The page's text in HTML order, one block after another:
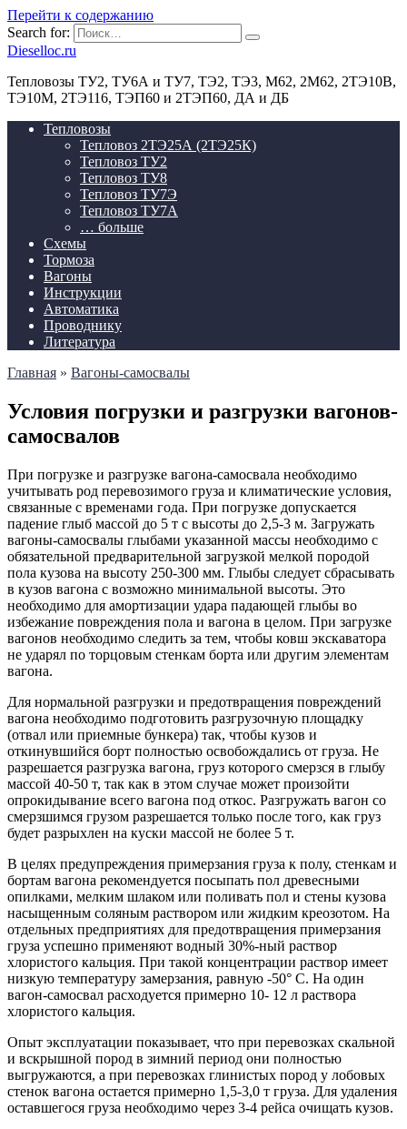
Перейти к содержанию
Search for:
Dieselloc.ru
Тепловозы ТУ2, ТУ6А и ТУ7, ТЭ2, ТЭ3, М62, 2М62, 2ТЭ10В,
ТЭ10М, 2ТЭ116, ТЭП60 и 2ТЭП60, ДА и ДБ
Тепловозы
Тепловоз 2ТЭ25А (2ТЭ25К)
Тепловоз ТУ2
Тепловоз ТУ8
Тепловоз ТУ7Э
Тепловоз ТУ7А
… больше
Схемы
Тормоза
Вагоны
Инструкции
Автоматика
Проводнику
Литература
Главная » Вагоны-самосвалы
Условия погрузки и разгрузки вагонов-
самосвалов
При погрузке и разгрузке вагона-самосвала необходимо
учитывать род перевозимого груза и климатические условия,
связанные с временами года. При погрузке допускается
падение глыб массой до 5 т с высоты до 2,5-3 м. Загружать
вагоны-самосвалы глыбами указанной массы необходимо с
обязательной предварительной загрузкой мелкой породой
пола кузова на высоту 250-300 мм. Глыбы следует сбрасывать
в кузов вагона с возможно минимальной высоты. Это
необходимо для амортизации удара падающей глыбы во
избежание повреждения пола и вагона в целом. При загрузке
вагонов необходимо следить за тем, чтобы ковш экскаватора
не ударял по торцовым стенкам борта или другим элементам
вагона.
Для нормальной разгрузки и предотвращения повреждений
вагона необходимо подготовить разгрузочную площадку
(отвал или приемные бункера) так, чтобы кузов и
откинувшийся борт полностью освобождались от груза. Не
разрешается разгрузка вагона, груз которого смерзся в глыбу
массой 40-50 т, так как в этом случае может произойти
опрокидывание всего вагона под откос. Разгружать вагон со
смерзшимся грузом разрешается только после того, как груз
будет разрыхлен на куски массой не более 5 т.
В целях предупреждения примерзания груза к полу, стенкам и
бортам вагона рекомендуется посыпать пол древесными
опилками, мелким шлаком или поливать пол и стены кузова
насыщенным соляным раствором или жидким креозотом. На
отдельных предприятиях для предотвращения примерзания
груза успешно применяют водный 30%-ный раствор
хлористого кальция. При такой концентрации раствор имеет
низкую температуру замерзания, равную -50° С. На один
вагон-самосвал расходуется примерно 10- 12 л раствора
хлористого кальция.
Опыт эксплуатации показывает, что при перевозках скальной
и вскрышной пород в зимний период они полностью
выгружаются, а при перевозках глинистых пород у лобовых
стенок вагона остается примерно 1,5-3,0 т груза. Для удаления
оставшегося груза необходимо через 3-4 рейса очищать кузов.